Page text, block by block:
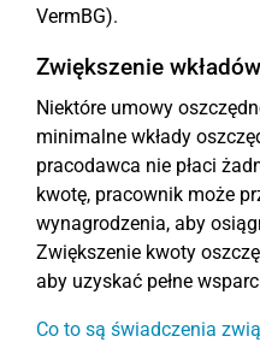
VermBG).
Zwiększenie
Niektóre umowy
minimalne wkłady
pracodawca nie płaci
kwotę, pracownik może
wynagrodzenia, aby
Zwiększenie kwoty
aby uzyskać pełne
Co to są świadczenia